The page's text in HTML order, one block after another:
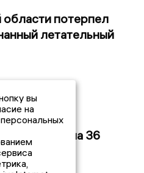
потерпел
летательный
иск к
на 36
вы
на